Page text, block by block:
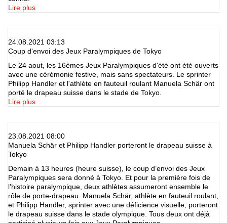
Lire plus
24.08.2021 03:13
Coup d'envoi des Jeux Paralympiques de Tokyo
Le 24 aout, les 16èmes Jeux Paralympiques d'été ont été ouverts
avec une cérémonie festive, mais sans spectateurs. Le sprinter
Philipp Handler et l'athlète en fauteuil roulant Manuela Schär ont
porté le drapeau suisse dans le stade de Tokyo.
Lire plus
23.08.2021 08:00
Manuela Schär et Philipp Handler porteront le drapeau suisse à
Tokyo
Demain à 13 heures (heure suisse), le coup d’envoi des Jeux
Paralympiques sera donné à Tokyo. Et pour la première fois de
l’histoire paralympique, deux athlètes assumeront ensemble le
rôle de porte-drapeau. Manuela Schär, athlète en fauteuil roulant,
et Philipp Handler, sprinter avec une déficience visuelle, porteront
le drapeau suisse dans le stade olympique. Tous deux ont déjà